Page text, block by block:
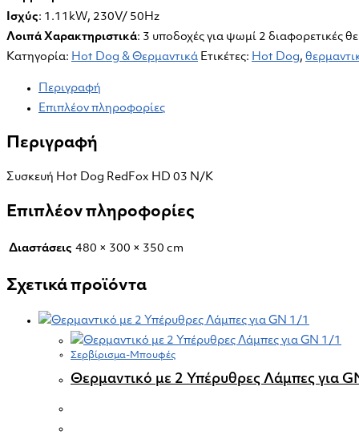
Ισχύς: 1.11kW, 230V/ 50Hz
Λοιπά Χαρακτηριστικά: 3 υποδοχές για ψωμί 2 διαφορετικές
Κατηγορία: Hot Dog & Θερμαντικά Ετικέτες: Hot Dog,
Περιγραφή
Επιπλέον πληροφορίες
Περιγραφή
Συσκευή Hot Dog RedFox HD 03 N/K
Επιπλέον πληροφορίες
Διαστάσεις 480 × 300 × 350 cm
Σχετικά προϊόντα
Σερβίρισμα-Μπουφές
Θερμαντικό με 2 Υπέρυθρες Λάμπες για